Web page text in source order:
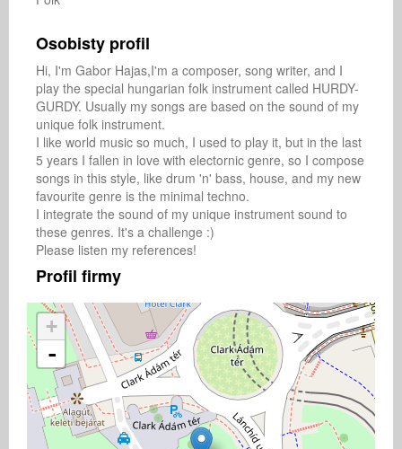
Osobisty profil
Hi, I'm Gabor Hajas,I'm a composer, song writer, and I
play the special hungarian folk instrument called HURDY-
GURDY. Usually my songs are based on the sound of my
unique folk instrument.
I like world music so much, I used to play it, but in the last
5 years I fallen in love with electornic genre, so I compose
songs in this style, like drum 'n' bass, house, and my new
favourite genre is the minimal techno.
I integrate the sound of my unique instrument sound to
these genres. It's a challenge :)
Please listen my references!
Profil firmy
+
-